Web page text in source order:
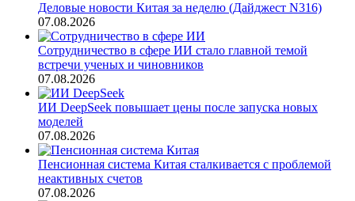
Деловые новости Китая за неделю (Дайджест N316)
07.08.2026
Сотрудничество в сфере ИИ стало главной темой
встречи ученых и чиновников
07.08.2026
ИИ DeepSeek повышает цены после запуска новых
моделей
07.08.2026
Пенсионная система Китая сталкивается с проблемой
неактивных счетов
07.08.2026